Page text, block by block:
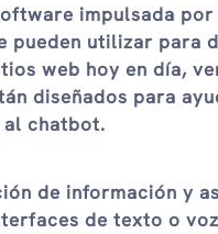
impulsada
pueden utilizar para
web hoy en día,
diseñados para
al chatbot.
de información y
de texto o